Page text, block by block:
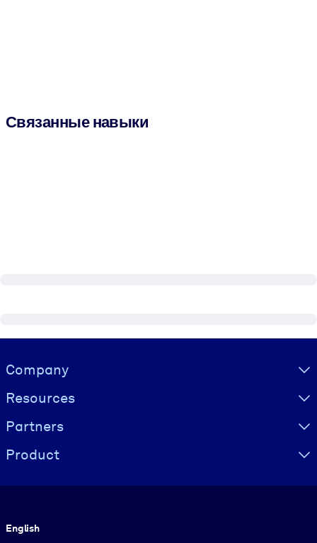
Связанные навыки
Visually hidden Text
Company
Resources
Partners
Product
English